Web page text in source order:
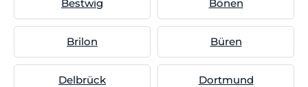
Bestwig Bönen
Brilon Büren
Delbrück Dortmund